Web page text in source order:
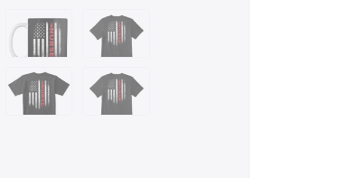
support@teespring.com